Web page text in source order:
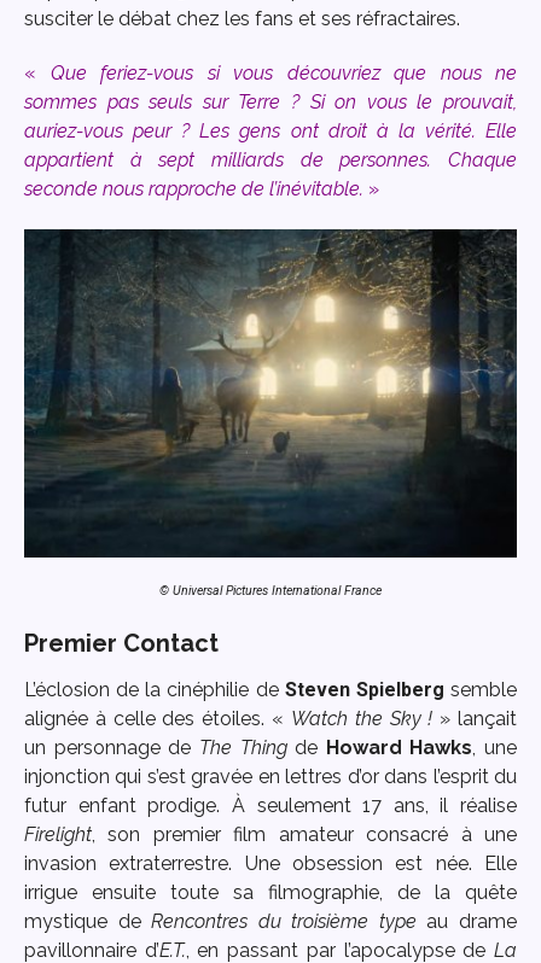
susciter le débat chez les fans et ses réfractaires.
« Que feriez-vous si vous découvriez que nous ne
sommes pas seuls sur Terre ? Si on vous le prouvait,
auriez-vous peur ? Les gens ont droit à la vérité. Elle
appartient à sept milliards de personnes. Chaque
seconde nous rapproche de l’inévitable. »
© Universal Pictures International France
Premier Contact
L’éclosion de la cinéphilie de Steven Spielberg semble
alignée à celle des étoiles. « Watch the Sky ! » lançait
un personnage de The Thingde Howard Hawks , une
injonction qui s’est gravée en lettres d’or dans l’esprit du
futur enfant prodige. À seulement 17 ans, il réalise
Firelight , son premier film amateur consacré à une
invasion extraterrestre. Une obsession est née. Elle
irrigue ensuite toute sa filmographie, de la quête
mystique deRencontres du troisième type au drame
pavillonnaire d’E.T., en passant par l’apocalypse deLa